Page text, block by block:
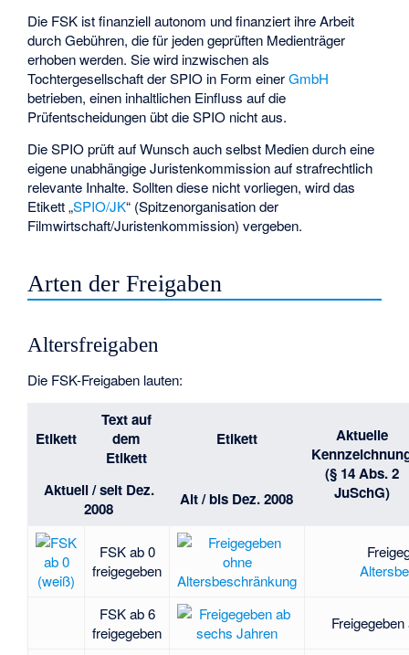
Die FSK ist finanziell autonom und finanziert ihre Arbeit
durch Gebühren, die für jeden geprüften Medienträger
erhoben werden. Sie wird inzwischen als
Tochtergesellschaft der SPIO in Form einerGmbH
betrieben, einen inhaltlichen Einfluss auf die
Prüfentscheidungen übt die SPIO nicht aus.
Die SPIO prüft auf Wunsch auch selbst Medien durch eine
eigene unabhängige Juristenkommission auf strafrechtlich
relevante Inhalte. Sollten diese nicht vorliegen, wird das
Etikett „SPIO/JK“ (Spitzenorganisation der
Filmwirtschaft/Juristenkommission) vergeben.
Arten der Freigaben
Altersfreigaben
Die FSK-Freigaben lauten:
Etikett
Text auf
dem
Etikett
Etikett
Aktuelle
(§ 14 Abs. 2
JuSchG)
Aktuell / seit Dez.
2008
Alt / bis Dez. 2008
FSK ab 0
freigegeben
FSK ab 6
freigegeben